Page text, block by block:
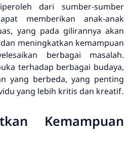
dari sumber-sumber
memberikan anak-anak
yang pada gilirannya akan
meningkatkan kemampuan
berbagai masalah.
terhadap berbagai budaya,
yang berbeda, yang penting
yang lebih kritis dan kreatif.
Kemampuan